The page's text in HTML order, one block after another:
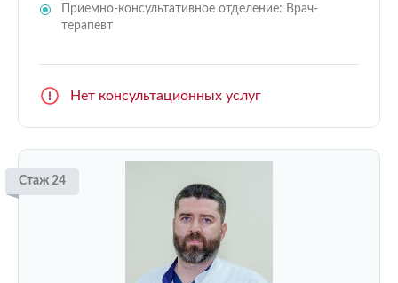
Приемно-консультативное отделение: Врач-
терапевт
Нет консультационных услуг
Стаж 24